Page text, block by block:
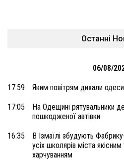
Останні
06/08/
17:59 Яким повітрям дихали
17:05
На Одещині рятувальники
пошкодженої автівки
16:35
В Ізмаїлі збудують
усіх школярів міста
харчуванням